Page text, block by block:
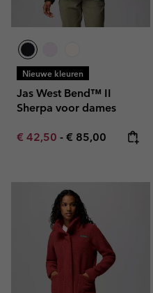
Nieuwe kleuren
Jas West Bend™ II
Sherpa voor dames
Minimum sale price:
€ 42,50 - Maximum price:
€ 85,00